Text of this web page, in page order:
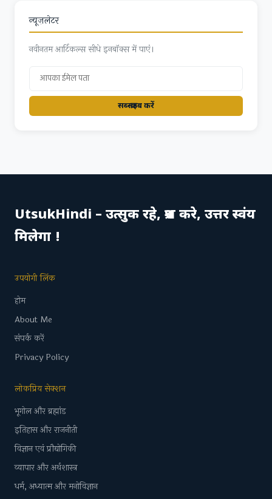
न्यूज़लेटर
नवीनतम आर्टिकल्स सीधे इनबॉक्स में पाएं।
सब्स्क्राइब करें
UtsukHindi – उत्सुक रहे, प्रश्न करे, उत्तर स्वंय
मिलेगा !
उपयोगी लिंक
होम
About Me
संपर्क करें
Privacy Policy
लोकप्रिय सेक्शन
भूगोल और ब्रह्मांड
इतिहास और राजनीती
विज्ञान एवं प्रौद्योगिकी
व्यापार और अर्थशास्त्र
धर्म, अध्यात्म और मनोविज्ञान